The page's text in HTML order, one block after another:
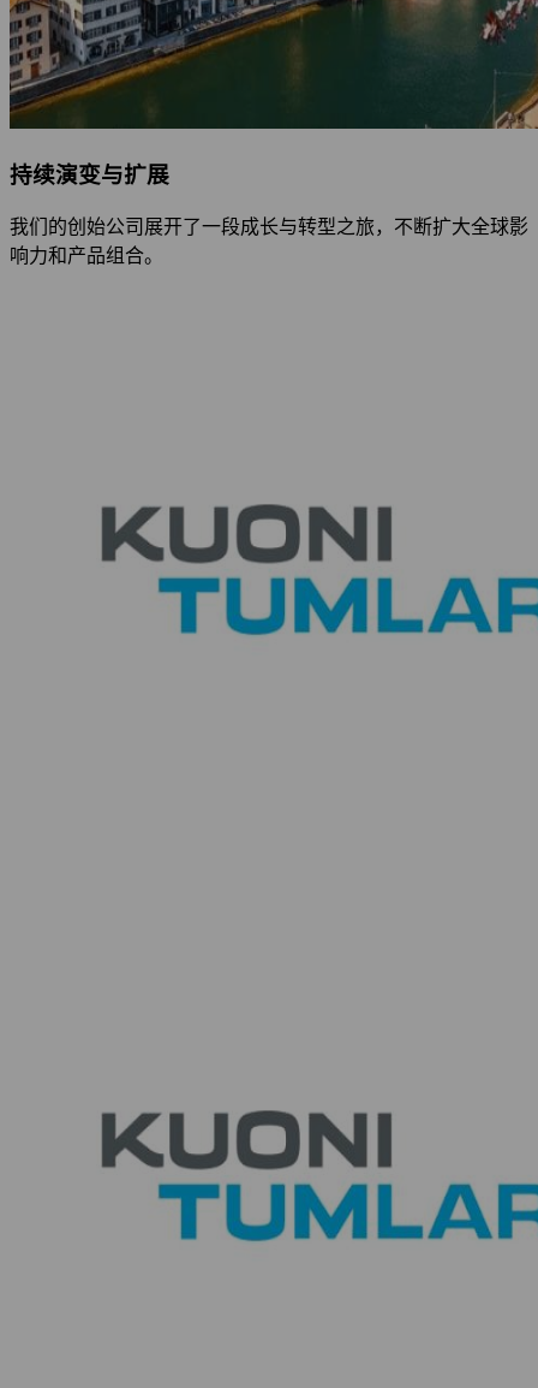
持续演变与扩展
我们的创始公司展开了一段成长与转型之旅，不断扩大全球影
响力和产品组合。